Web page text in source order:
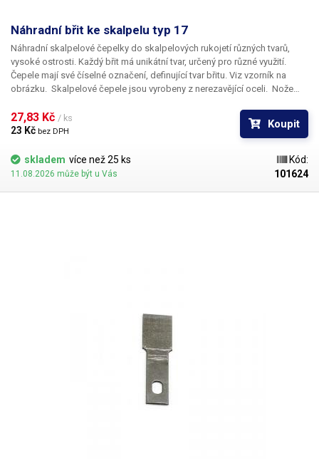
Náhradní břit ke skalpelu typ 17
Náhradní skalpelové čepelky do skalpelových rukojetí různých tvarů,
vysoké ostrosti. Každý břit má unikátní tvar, určený pro různé využití.
Čepele mají své číselné označení, definující tvar břitu. Viz vzorník na
obrázku. Skalpelové čepele jsou vyrobeny z nerezavějící oceli. Nože
27,83 Kč / ks
23 Kč bez DPH
Koupit
skladem více než 25 ks
11.08.2026 může být u Vás
Kód:
101624